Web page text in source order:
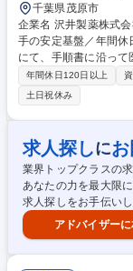
千葉県茂原市
企業名 沢井製薬株式会社 求人名 【茂原(千葉)/医薬品製造担当】
手の安定基盤／年間休日129日 仕事の内容 ジェネリッ
にて、手順書に沿っ
いします。クリーン
いただけます。 【入社後について】 入社後は約半年にわたり研修を実施
します。入社前の段
社会貢献したいとい
事業拡大・生産量増加に伴い人員強化 募
担当】業界最大手の安
年間休日120日以上
土日祝休み
求人探しにお
業界トップクラスの
あなたの力を最大限
求人探しをお手伝いし
アドバイザー